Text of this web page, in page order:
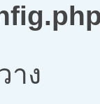
าง